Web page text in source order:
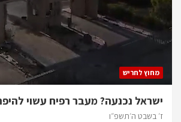
מחוץ לחריש
ישראל נכנעה? מעבר רפיח עשוי
ז׳ בשבט ה׳תשפ״ו